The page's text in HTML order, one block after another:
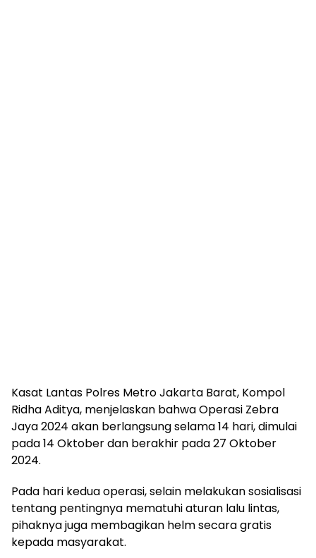
Kasat Lantas Polres Metro Jakarta Barat, Kompol
Ridha Aditya, menjelaskan bahwa Operasi Zebra
Jaya 2024 akan berlangsung selama 14 hari, dimulai
pada 14 Oktober dan berakhir pada 27 Oktober
2024.
Pada hari kedua operasi, selain melakukan sosialisasi
tentang pentingnya mematuhi aturan lalu lintas,
pihaknya juga membagikan helm secara gratis
kepada masyarakat.